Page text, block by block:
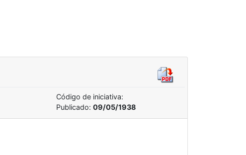
Código de iniciativa:
Publicado: 09/05/1938